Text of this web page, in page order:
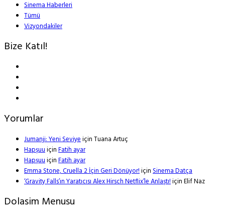
Sinema Haberleri
Tümü
Vizyondakiler
Bize Katıl!
Yorumlar
Jumanji: Yeni SeviyeiçinTuana Artuç
HapşuuiçinFatih ayar
HapşuuiçinFatih ayar
Emma Stone, Cruella 2 İçin Geri Dönüyor!içinSinema Datça
‘Gravity Falls’ın Yaratıcısı Alex Hirsch Netflix’le Anlaştı!içinElif Naz
Dolasim Menusu